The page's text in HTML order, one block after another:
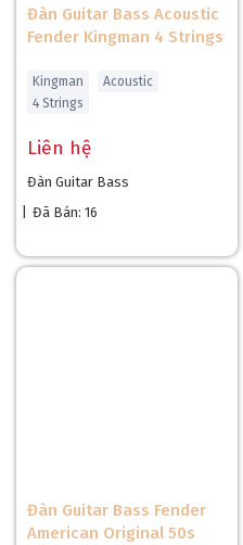
Đàn Guitar Bass Acoustic
Fender Kingman 4 Strings
Kingman
Acoustic
4 Strings
Liên hệ
Đàn Guitar Bass
Đã Bán: 16
Đàn Guitar Bass Fender
American Original 50s